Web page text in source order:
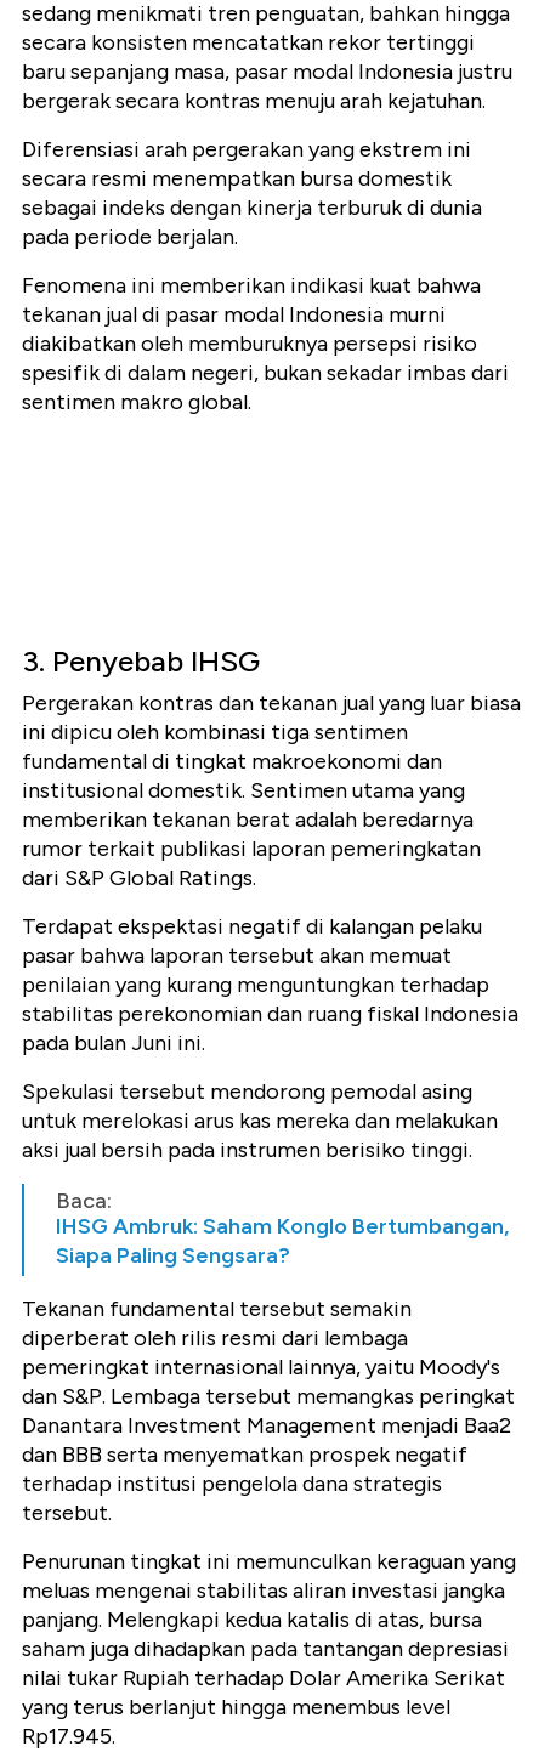
sedang menikmati tren penguatan, bahkan hingga
secara konsisten mencatatkan rekor tertinggi
baru sepanjang masa, pasar modal Indonesia justru
bergerak secara kontras menuju arah kejatuhan.
Diferensiasi arah pergerakan yang ekstrem ini
secara resmi menempatkan bursa domestik
sebagai indeks dengan kinerja terburuk di dunia
pada periode berjalan.
Fenomena ini memberikan indikasi kuat bahwa
tekanan jual di pasar modal Indonesia murni
diakibatkan oleh memburuknya persepsi risiko
spesifik di dalam negeri, bukan sekadar imbas dari
sentimen makro global.
3. Penyebab IHSG
Pergerakan kontras dan tekanan jual yang luar biasa
ini dipicu oleh kombinasi tiga sentimen
fundamental di tingkat makroekonomi dan
institusional domestik. Sentimen utama yang
memberikan tekanan berat adalah beredarnya
rumor terkait publikasi laporan pemeringkatan
dari S&P Global Ratings.
Terdapat ekspektasi negatif di kalangan pelaku
pasar bahwa laporan tersebut akan memuat
penilaian yang kurang menguntungkan terhadap
stabilitas perekonomian dan ruang fiskal Indonesia
pada bulan Juni ini.
Spekulasi tersebut mendorong pemodal asing
untuk merelokasi arus kas mereka dan melakukan
aksi jual bersih pada instrumen berisiko tinggi.
Baca:
IHSG Ambruk: Saham Konglo Bertumbangan,
Siapa Paling Sengsara?
Tekanan fundamental tersebut semakin
diperberat oleh rilis resmi dari lembaga
pemeringkat internasional lainnya, yaitu Moody's
dan S&P. Lembaga tersebut memangkas peringkat
Danantara Investment Management menjadi Baa2
dan BBB serta menyematkan prospek negatif
terhadap institusi pengelola dana strategis
tersebut.
Penurunan tingkat ini memunculkan keraguan yang
meluas mengenai stabilitas aliran investasi jangka
panjang. Melengkapi kedua katalis di atas, bursa
saham juga dihadapkan pada tantangan depresiasi
nilai tukar Rupiah terhadap Dolar Amerika Serikat
yang terus berlanjut hingga menembus level
Rp17.945.